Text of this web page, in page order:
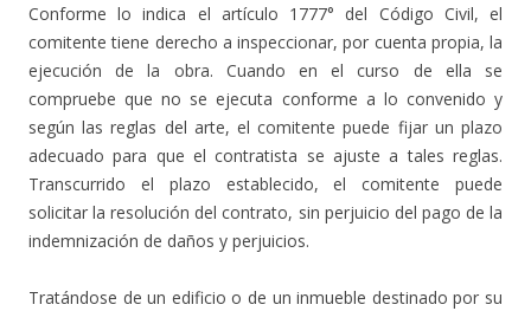
Conforme lo indica el artículo 1777° del Código Civil, el
comitente tiene derecho a inspeccionar, por cuenta propia, la
ejecución de la obra. Cuando en el curso de ella se
compruebe que no se ejecuta conforme a lo convenido y
según las reglas del arte, el comitente puede fijar un plazo
adecuado para que el contratista se ajuste a tales reglas.
Transcurrido el plazo establecido, el comitente puede
solicitar la resolución del contrato, sin perjuicio del pago de la
indemnización de daños y perjuicios.
Tratándose de un edificio o de un inmueble destinado por su